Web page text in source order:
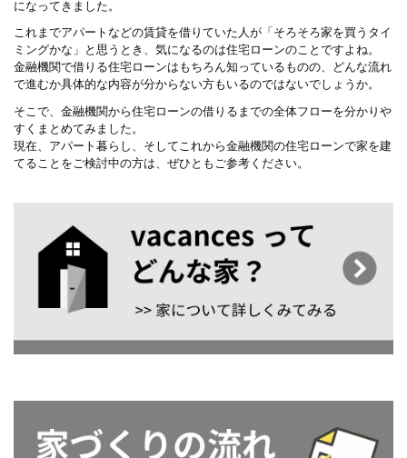
になってきました。
これまでアパートなどの賃貸を借りていた人が「そろそろ家を買うタイ
ミングかな」と思うとき、気になるのは住宅ローンのことですよね。
金融機関で借りる住宅ローンはもちろん知っているものの、どんな流れ
で進むか具体的な内容が分からない方もいるのではないでしょうか。
そこで、金融機関から住宅ローンの借りるまでの全体フローを分かりや
すくまとめてみました。
現在、アパート暮らし、そしてこれから金融機関の住宅ローンで家を建
てることをご検討中の方は、ぜひともご参考ください。